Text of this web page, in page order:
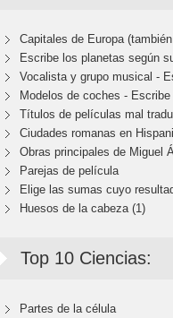
Capitales de Europa
Escribe los planetas según
Vocalista y grupo musical -
Modelos de coches -
Títulos de películas mal
Ciudades romanas en
Obras principales de Miguel
Parejas de película
Elige las sumas cuyo
Huesos de la cabeza (1)
Top 10 Ciencias:
Partes de la célula